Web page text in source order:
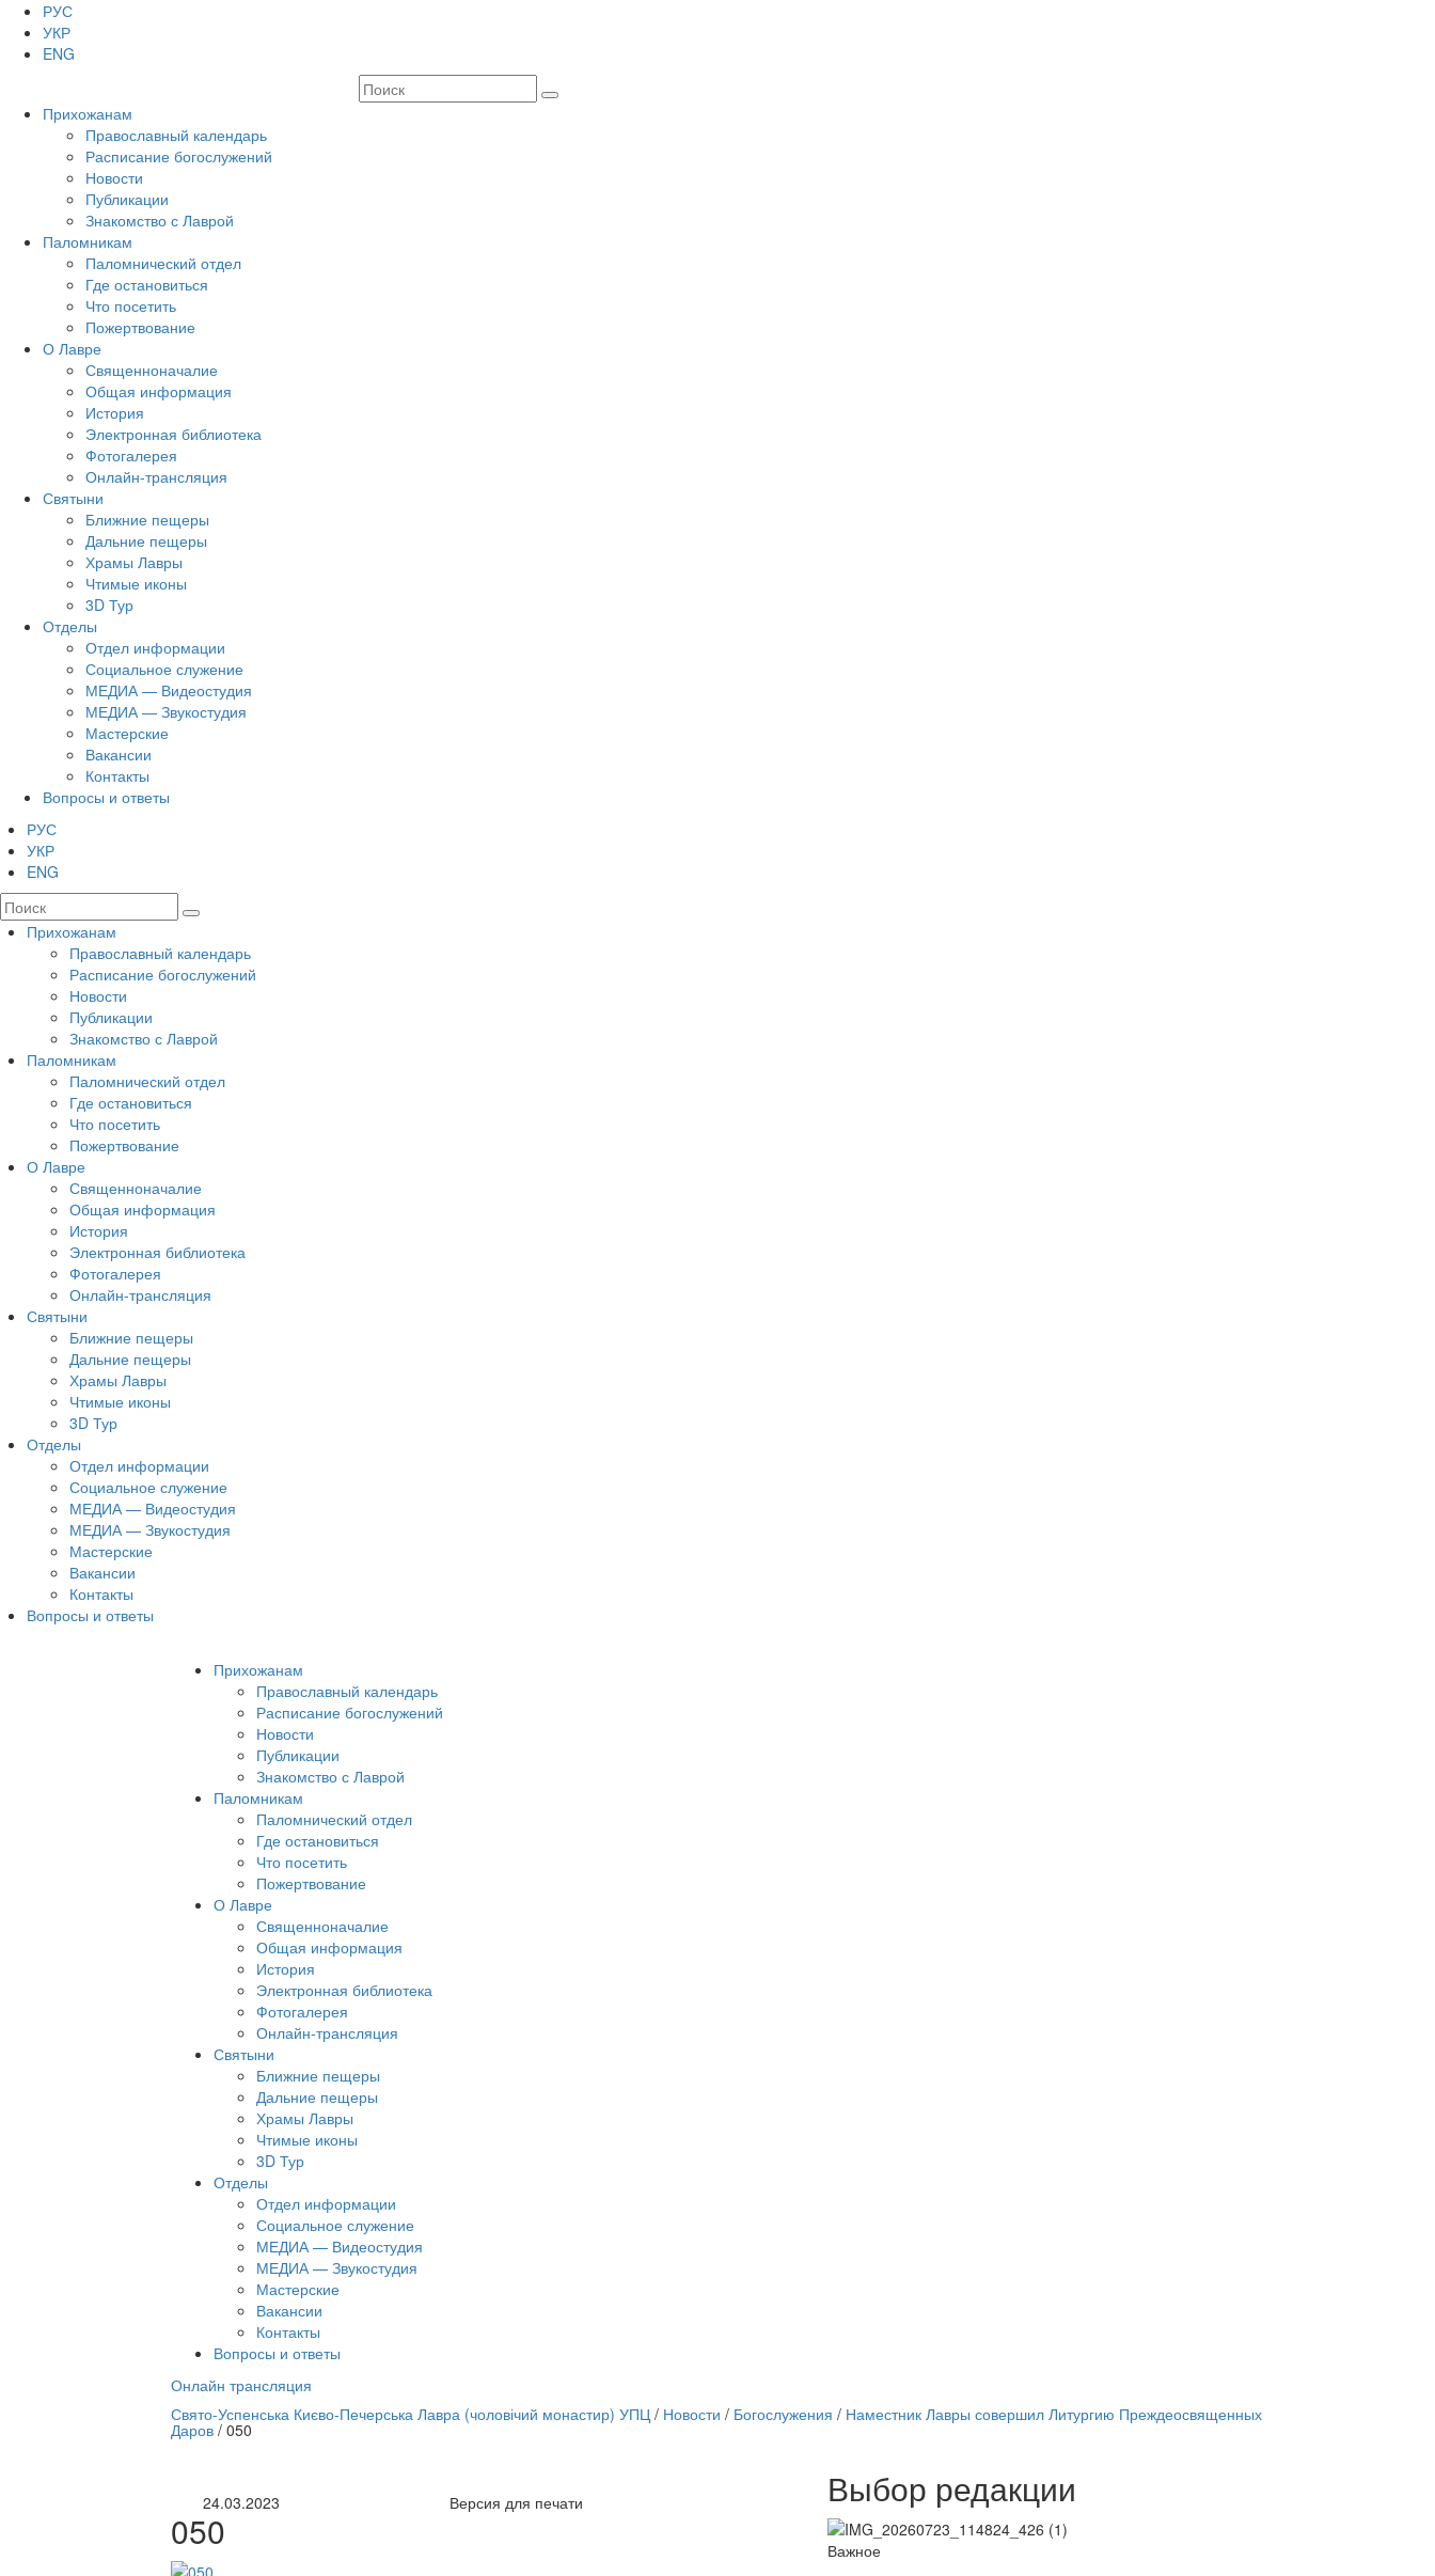
РУС
УКР
ENG
Прихожанам
Православный календарь
Расписание богослужений
Новости
Публикации
Знакомство с Лаврой
Паломникам
Паломнический отдел
Где остановиться
Что посетить
Пожертвование
О Лавре
Священноначалие
Общая информация
История
Электронная библиотека
Фотогалерея
Онлайн-трансляция
Святыни
Ближние пещеры
Дальние пещеры
Храмы Лавры
Чтимые иконы
3D Тур
Отделы
Отдел информации
Социальное служение
МЕДИА — Видеостудия
МЕДИА — Звукостудия
Мастерские
Вакансии
Контакты
Вопросы и ответы
РУС
УКР
ENG
Прихожанам
Православный календарь
Расписание богослужений
Новости
Публикации
Знакомство с Лаврой
Паломникам
Паломнический отдел
Где остановиться
Что посетить
Пожертвование
О Лавре
Священноначалие
Общая информация
История
Электронная библиотека
Фотогалерея
Онлайн-трансляция
Святыни
Ближние пещеры
Дальние пещеры
Храмы Лавры
Чтимые иконы
3D Тур
Отделы
Отдел информации
Социальное служение
МЕДИА — Видеостудия
МЕДИА — Звукостудия
Мастерские
Вакансии
Контакты
Вопросы и ответы
Прихожанам
Православный календарь
Расписание богослужений
Новости
Публикации
Знакомство с Лаврой
Паломникам
Паломнический отдел
Где остановиться
Что посетить
Пожертвование
О Лавре
Священноначалие
Общая информация
История
Электронная библиотека
Фотогалерея
Онлайн-трансляция
Святыни
Ближние пещеры
Дальние пещеры
Храмы Лавры
Чтимые иконы
3D Тур
Отделы
Отдел информации
Социальное служение
МЕДИА — Видеостудия
МЕДИА — Звукостудия
Мастерские
Вакансии
Контакты
Вопросы и ответы
Онлайн трансляция
12 сентября
Онлайн трансляции
12 сентября 2015
12 сентября 2015Название трансляции
12 сентября 2015
Свято-Успенська Києво-Печерська Лавра (чоловічий монастир) УПЦ/ Новости / Богослужения / Наместник Лавры совершил Литургию Преждеосвященных
Даров/ 050
24.03.2023 Версия для печати
050
Выбор редакции
Важное